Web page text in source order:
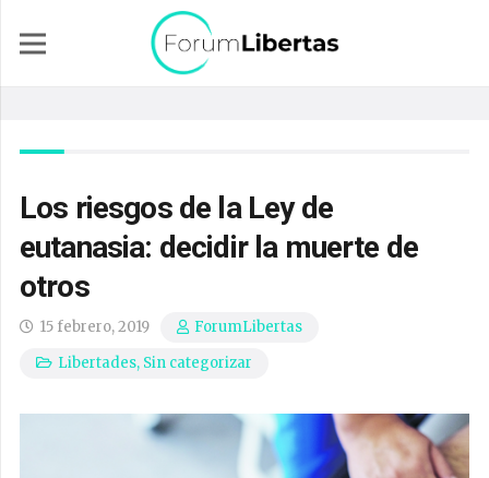
Los riesgos de la Ley de
eutanasia: decidir la muerte de
otros
15 febrero, 2019
ForumLibertas
Libertades, Sin categorizar